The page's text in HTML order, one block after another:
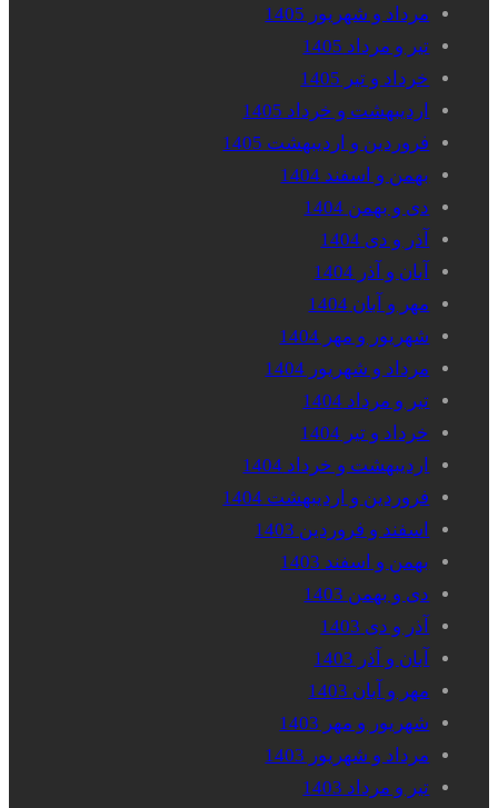
مرداد و شهریور 1405
تیر و مرداد 1405
خرداد و تیر 1405
اردیبهشت و خرداد 1405
فروردین و اردیبهشت 1405
بهمن و اسفند 1404
دی و بهمن 1404
آذر و دی 1404
آبان و آذر 1404
مهر و آبان 1404
شهریور و مهر 1404
مرداد و شهریور 1404
تیر و مرداد 1404
خرداد و تیر 1404
اردیبهشت و خرداد 1404
فروردین و اردیبهشت 1404
اسفند و فروردین 1403
بهمن و اسفند 1403
دی و بهمن 1403
آذر و دی 1403
آبان و آذر 1403
مهر و آبان 1403
شهریور و مهر 1403
مرداد و شهریور 1403
تیر و مرداد 1403